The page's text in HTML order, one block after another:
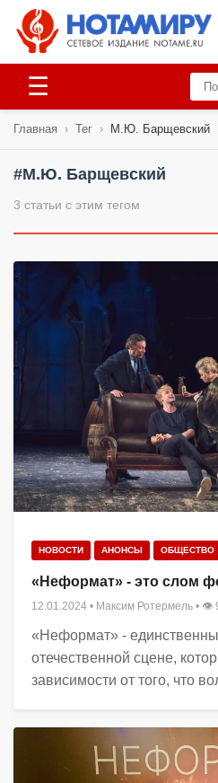
☰
Главная › Тег › М.Ю. Барщевский
#М.Ю. Барщевский
3 статьи с этим тегом
НОВОСТИ АНОНСЫ ОБЩЕСТВО
«Неформат» - это слом
12.01.2024 • Максим Ротермель • 👁
«Неформат» -
отечественной сцене,
зависимости от того, что